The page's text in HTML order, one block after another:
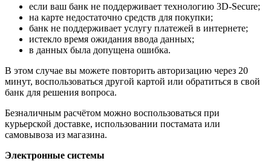
если ваш банк не поддерживает технологию 3D-Secure;
на карте недостаточно средств для покупки;
банк не поддерживает услугу платежей в интернете;
истекло время ожидания ввода данных;
в данных была допущена ошибка.
В этом случае вы можете повторить авторизацию через 20
минут, воспользоваться другой картой или обратиться в свой
банк для решения вопроса.
Безналичным расчётом можно воспользоваться при
курьерской доставке, использовании постамата или
самовывоза из магазина.
Электронные системы